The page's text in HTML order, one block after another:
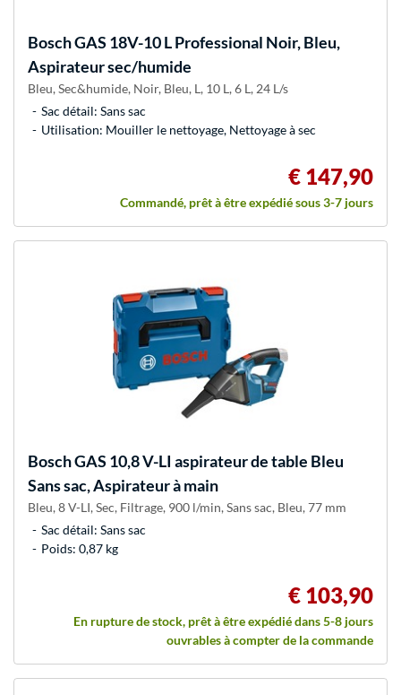
BoschGAS 18V-10 L Professional Noir, Bleu,
Aspirateur sec/humide
Bleu, Sec&humide, Noir, Bleu, L, 10 L, 6 L, 24 L/s
Sac détail: Sans sac
Utilisation: Mouiller le nettoyage, Nettoyage à sec
€ 147,90
Commandé, prêt à être expédié sous 3-7 jours
BoschGAS 10,8 V-LI aspirateur de table Bleu
Sans sac, Aspirateur à main
Bleu, 8 V-LI, Sec, Filtrage, 900 l/min, Sans sac, Bleu, 77 mm
Sac détail: Sans sac
Poids: 0,87 kg
€ 103,90
En rupture de stock, prêt à être expédié dans 5-8 jours
ouvrables à compter de la commande